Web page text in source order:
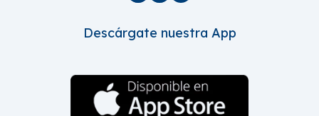
Descárgate nuestra App